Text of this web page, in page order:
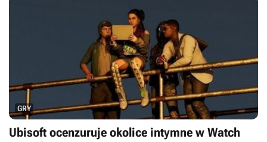
GRY
Ubisoft ocenzuruje okolice intymne w Watch